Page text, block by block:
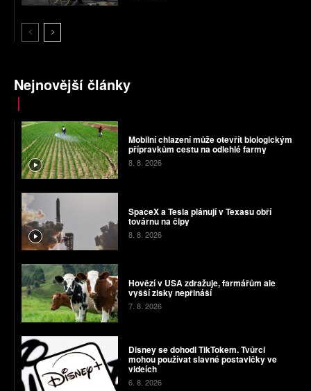
Nejnovější články
Mobilní chlazení může otevřít biologickým
přípravkům cestu na odlehlé farmy
8. 8. 2026
SpaceX a Tesla plánují v Texasu obří
továrnu na čipy
8. 8. 2026
Hovězí v USA zdražuje, farmářům ale
vyšší zisky nepřináší
7. 8. 2026
Disney se dohodl TikTokem. Tvůrci
mohou používat slavné postavičky ve
videích
6. 8. 2026